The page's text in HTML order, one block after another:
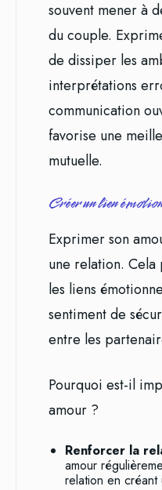
souvent mener à
du couple.
de dissiper les
interprétations
communication
favorise une
mutuelle.
Créer un lien
Exprimer son
une relation.
les liens
sentiment de
entre les
Pourquoi est-il
amour ?
Renforcer la
amour
relation en